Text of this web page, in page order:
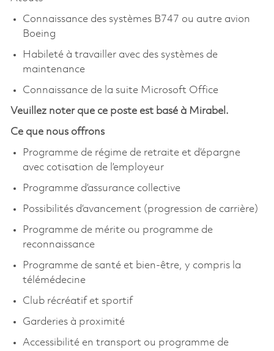
Connaissance des systèmes B747 ou autre avion
Boeing
Habileté à travailler avec des systèmes de
maintenance
Connaissance de la suite Microsoft Office
Veuillez noter que ce poste est basé à Mirabel.
Ce que nous offrons
Programme de régime de retraite et d’épargne
avec cotisation de l’employeur
Programme d’assurance collective
Possibilités d’avancement (progression de carrière)
Programme de mérite ou programme de
reconnaissance
Programme de santé et bien-être, y compris la
télémédecine
Club récréatif et sportif
Garderies à proximité
Accessibilité en transport ou programme de